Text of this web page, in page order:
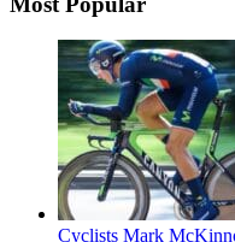
Cyclists Mark